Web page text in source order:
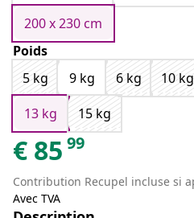
200 x 230 cm
Poids
5 kg
9 kg 6 kg 10 kg
13 kg
15 kg
€ 85 99
Contribution Recupel incluse si
Avec TVA